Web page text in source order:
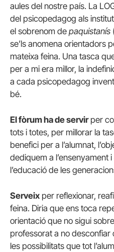
aules del nostre país. La
del psicopedagog als
el sobrenom de paquistanís
se’ls anomena orientadors
mateixa feina. Una tasca
per a mi era millor, la
a cada psicopedagog
bé.
El fòrum ha de servirper
tots i totes, per millorar la
benefici per a l’alumnat,
dediquem a l’ensenyament i
l’educació de les
Serveix per reflexionar,
feina. Diria que ens toca
orientació que no sigui
professorat a no desconfiar
les possibilitats que tot